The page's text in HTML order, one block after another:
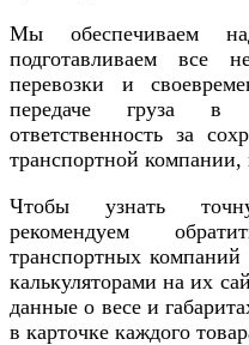
Мы обеспечиваем
подготавливаем все
перевозки и
передаче груза в
ответственность за
транспортной
Чтобы узнать
рекомендуем
транспортных компаний
калькуляторами на их
данные о весе и
в карточке каждого